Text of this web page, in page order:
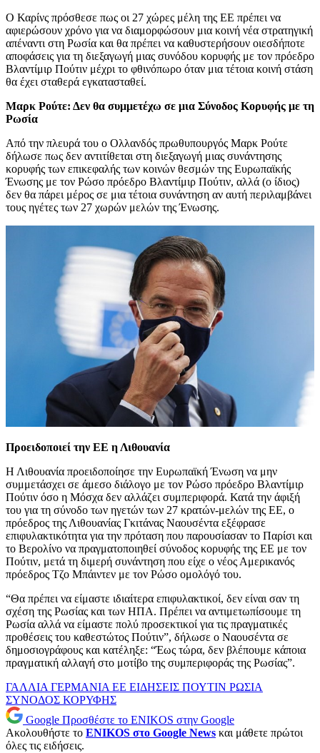
Ο Καρίνς πρόσθεσε πως οι 27 χώρες μέλη της ΕΕ πρέπει να
αφιερώσουν χρόνο για να διαμορφώσουν μια κοινή νέα στρατηγική
απέναντι στη Ρωσία και θα πρέπει να καθυστερήσουν οιεσδήποτε
αποφάσεις για τη διεξαγωγή μιας συνόδου κορυφής με τον πρόεδρο
Βλαντίμιρ Πούτιν μέχρι το φθινόπωρο όταν μια τέτοια κοινή στάση
θα έχει σταθερά εγκατασταθεί.
Μαρκ Ρούτε: Δεν θα συμμετέχω σε μια Σύνοδος Κορυφής με τη
Ρωσία
Από την πλευρά του ο Ολλανδός πρωθυπουργός Μαρκ Ρούτε
δήλωσε πως δεν αντιτίθεται στη διεξαγωγή μιας συνάντησης
κορυφής των επικεφαλής των κοινών θεσμών της Ευρωπαϊκής
Ένωσης με τον Ρώσο πρόεδρο Βλαντίμιρ Πούτιν, αλλά (ο ίδιος)
δεν θα πάρει μέρος σε μια τέτοια συνάντηση αν αυτή περιλαμβάνει
τους ηγέτες των 27 χωρών μελών της Ένωσης.
Προειδοποιεί την ΕΕ η Λιθουανία
Η Λιθουανία προειδοποίησε την Ευρωπαϊκή Ένωση να μην
συμμετάσχει σε άμεσο διάλογο με τον Ρώσο πρόεδρο Βλαντίμιρ
Πούτιν όσο η Μόσχα δεν αλλάζει συμπεριφορά. Κατά την άφιξή
του για τη σύνοδο των ηγετών των 27 κρατών-μελών της ΕΕ, ο
πρόεδρος της Λιθουανίας Γκιτάνας Ναουσέντα εξέφρασε
επιφυλακτικότητα για την πρόταση που παρουσίασαν το Παρίσι και
το Βερολίνο να πραγματοποιηθεί σύνοδος κορυφής της ΕΕ με τον
Πούτιν, μετά τη διμερή συνάντηση που είχε ο νέος Αμερικανός
πρόεδρος Τζο Μπάιντεν με τον Ρώσο ομολόγό του.
“Θα πρέπει να είμαστε ιδιαίτερα επιφυλακτικοί, δεν είναι σαν τη
σχέση της Ρωσίας και των ΗΠΑ. Πρέπει να αντιμετωπίσουμε τη
Ρωσία αλλά να είμαστε πολύ προσεκτικοί για τις πραγματικές
προθέσεις του καθεστώτος Πούτιν”, δήλωσε ο Ναουσέντα σε
δημοσιογράφους και κατέληξε: “Έως τώρα, δεν βλέπουμε κάποια
πραγματική αλλαγή στο μοτίβο της συμπεριφοράς της Ρωσίας”.
ΓΑΛΛΙΑ ΓΕΡΜΑΝΙΑ ΕΕ ΕΙΔΗΣΕΙΣ ΠΟΥΤΙΝ ΡΩΣΙΑ
ΣΥΝΟΔΟΣ ΚΟΡΥΦΗΣ
Google Προσθέστε το ENIKOS στην Google
Ακολουθήστε το ENIKOS στο Google News και μάθετε πρώτοι
όλες τις ειδήσεις.